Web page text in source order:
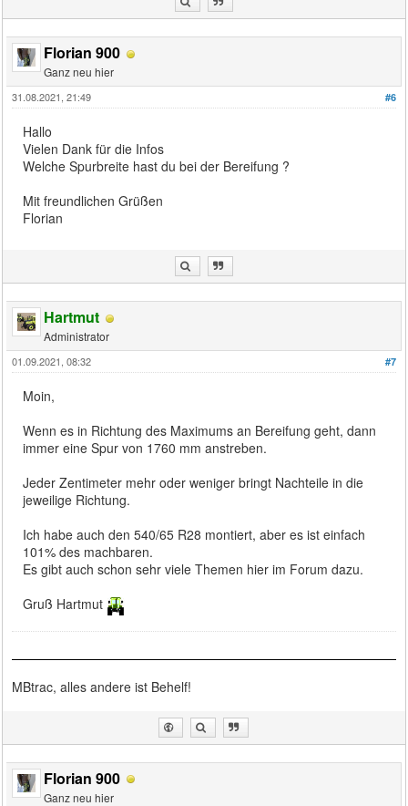
Florian 900
Ganz neu hier
#6
31.08.2021, 21:49
Hallo
Vielen Dank für die Infos
Welche Spurbreite hast du bei der Bereifung ?
Mit freundlichen Grüßen
Florian
Hartmut
Administrator
#7
01.09.2021, 08:32
Moin,
Wenn es in Richtung des Maximums an Bereifung geht, dann
immer eine Spur von 1760 mm anstreben.
Jeder Zentimeter mehr oder weniger bringt Nachteile in die
jeweilige Richtung.
Ich habe auch den 540/65 R28 montiert, aber es ist einfach
101% des machbaren.
Es gibt auch schon sehr viele Themen hier im Forum dazu.
Gruß Hartmut
MBtrac, alles andere ist Behelf!
Florian 900
Ganz neu hier